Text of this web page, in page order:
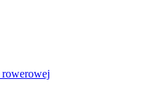
rowerowej